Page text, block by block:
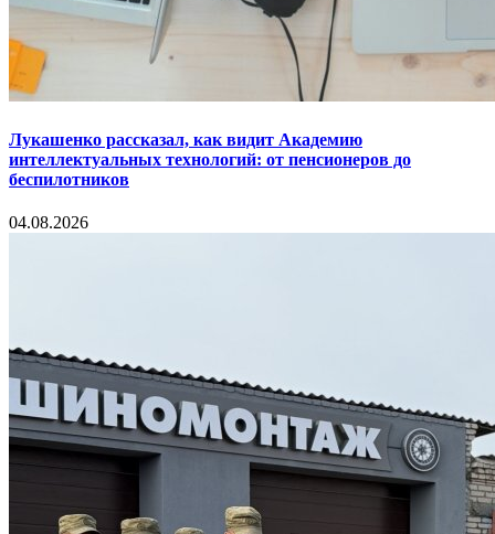
Лукашенко рассказал, как видит Академию
интеллектуальных технологий: от пенсионеров до
беспилотников
04.08.2026